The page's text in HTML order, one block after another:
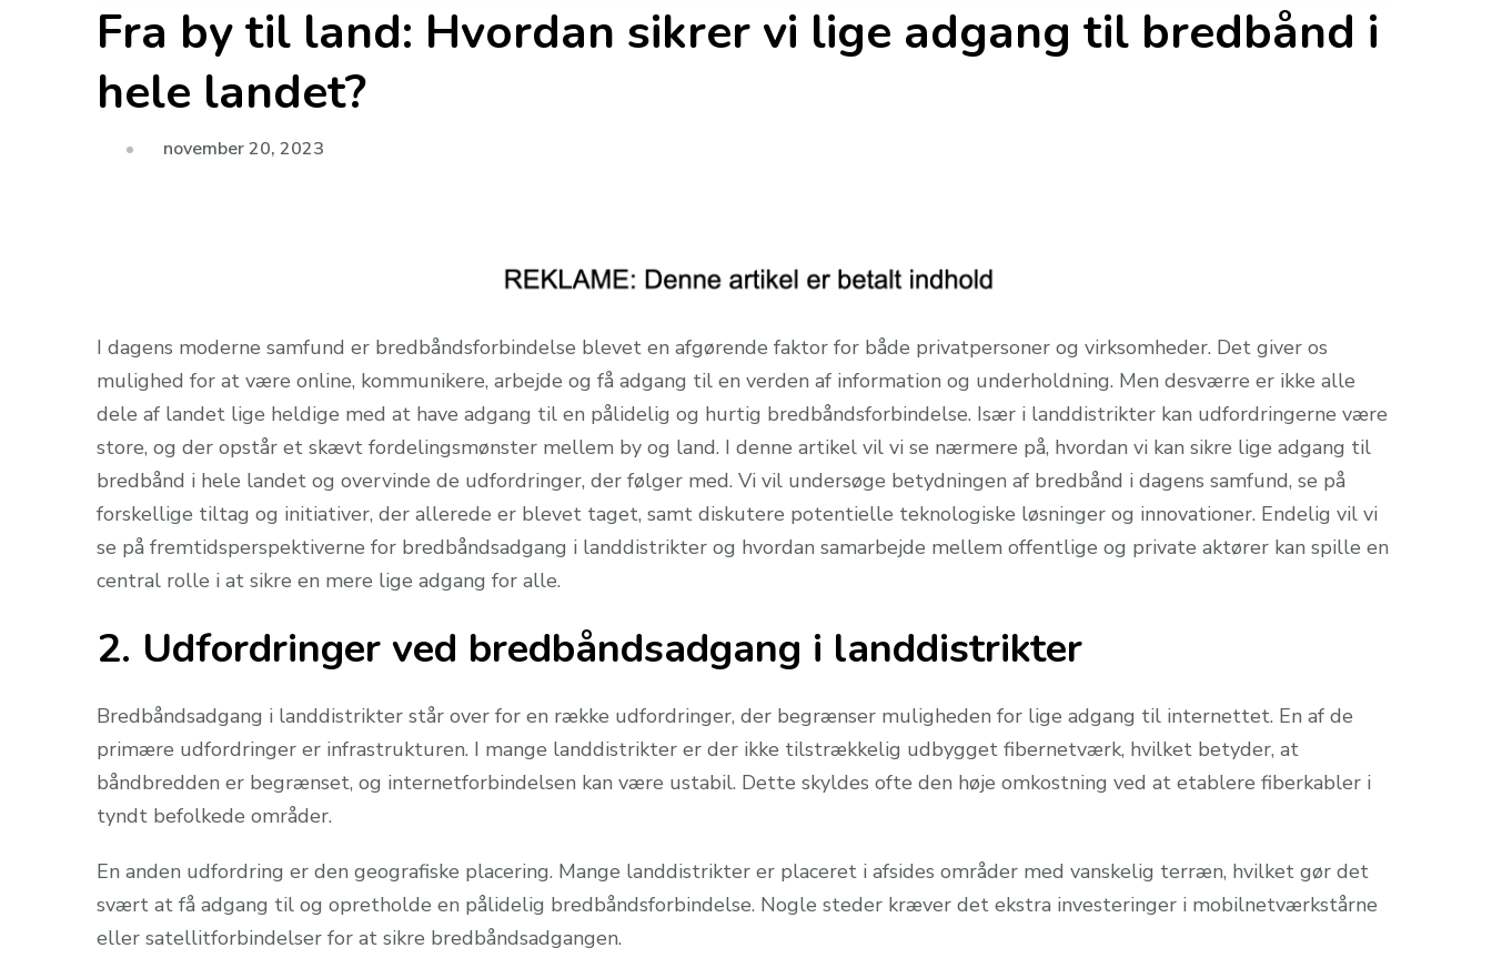
Fra by til land: Hvordan sikrer vi lige adgang til bredbånd i
hele landet?
november 20, 2023
I dagens moderne samfund er bredbåndsforbindelse blevet en afgørende faktor for både privatpersoner og virksomheder. Det giver os
mulighed for at være online, kommunikere, arbejde og få adgang til en verden af information og underholdning. Men desværre er ikke alle
dele af landet lige heldige med at have adgang til en pålidelig og hurtig bredbåndsforbindelse. Især i landdistrikter kan udfordringerne være
store, og der opstår et skævt fordelingsmønster mellem by og land. I denne artikel vil vi se nærmere på, hvordan vi kan sikre lige adgang til
bredbånd i hele landet og overvinde de udfordringer, der følger med. Vi vil undersøge betydningen af bredbånd i dagens samfund, se på
forskellige tiltag og initiativer, der allerede er blevet taget, samt diskutere potentielle teknologiske løsninger og innovationer. Endelig vil vi
se på fremtidsperspektiverne for bredbåndsadgang i landdistrikter og hvordan samarbejde mellem offentlige og private aktører kan spille en
central rolle i at sikre en mere lige adgang for alle.
2. Udfordringer ved bredbåndsadgang i landdistrikter
Bredbåndsadgang i landdistrikter står over for en række udfordringer, der begrænser muligheden for lige adgang til internettet. En af de
primære udfordringer er infrastrukturen. I mange landdistrikter er der ikke tilstrækkelig udbygget fibernetværk, hvilket betyder, at
båndbredden er begrænset, og internetforbindelsen kan være ustabil. Dette skyldes ofte den høje omkostning ved at etablere fiberkabler i
tyndt befolkede områder.
En anden udfordring er den geografiske placering. Mange landdistrikter er placeret i afsides områder med vanskelig terræn, hvilket gør det
svært at få adgang til og opretholde en pålidelig bredbåndsforbindelse. Nogle steder kræver det ekstra investeringer i mobilnetværkstårne
eller satellitforbindelser for at sikre bredbåndsadgangen.